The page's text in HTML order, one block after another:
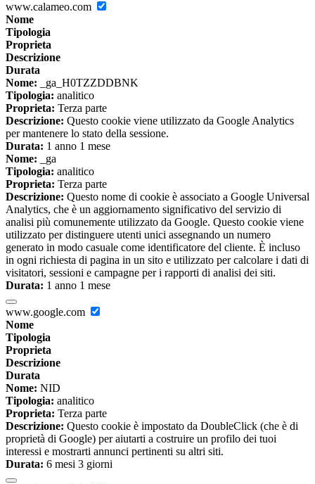
www.calameo.com
Nome
Tipologia
Proprieta
Descrizione
Durata
Nome: _ga_H0TZZDDBNK
Tipologia: analitico
Proprieta: Terza parte
Descrizione: Questo cookie viene utilizzato da Google Analytics
per mantenere lo stato della sessione.
Durata: 1 anno 1 mese
Nome: _ga
Tipologia: analitico
Proprieta: Terza parte
Descrizione: Questo nome di cookie è associato a Google Universal
Analytics, che è un aggiornamento significativo del servizio di
analisi più comunemente utilizzato da Google. Questo cookie viene
utilizzato per distinguere utenti unici assegnando un numero
generato in modo casuale come identificatore del cliente. È incluso
in ogni richiesta di pagina in un sito e utilizzato per calcolare i dati di
visitatori, sessioni e campagne per i rapporti di analisi dei siti.
Durata: 1 anno 1 mese
www.google.com
Nome
Tipologia
Proprieta
Descrizione
Durata
Nome: NID
Tipologia: analitico
Proprieta: Terza parte
Descrizione: Questo cookie è impostato da DoubleClick (che è di
proprietà di Google) per aiutarti a costruire un profilo dei tuoi
interessi e mostrarti annunci pertinenti su altri siti.
Durata: 6 mesi 3 giorni